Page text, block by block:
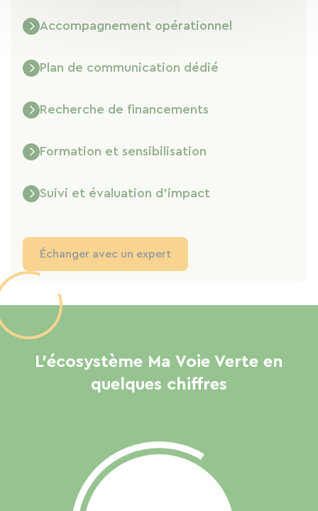
Accompagnement opérationnel
Plan de communication dédié
Recherche de financements
Formation et sensibilisation
Suivi et évaluation d’impact
Échanger avec un expert
L’écosystème Ma Voie Verte en
quelques chiffres